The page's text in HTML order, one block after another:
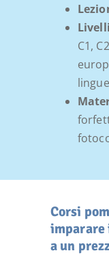
C1,
lingue
Corsi
imparare
a un